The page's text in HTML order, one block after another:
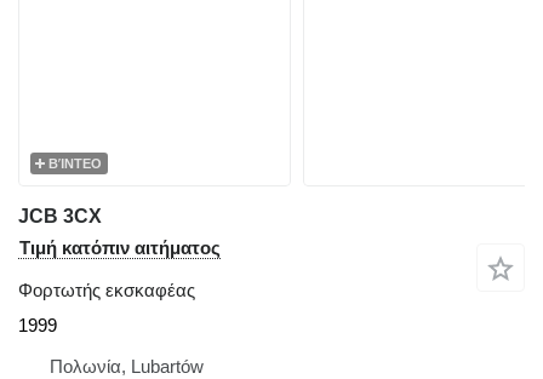
ΒΊΝΤΕΟ
JCB 3CX
Τιμή κατόπιν αιτήματος
Φορτωτής εκσκαφέας
1999
Πολωνία, Lubartów